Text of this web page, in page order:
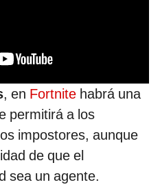
, en Fortnite habrá una
permitirá a los
impostores, aunque
de que el
sea un agente.